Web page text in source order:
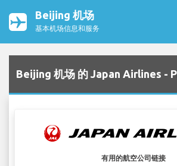
Beijing 机场
基本机场信息和服务
Beijing 机场 的 Japan Airlines -
有用的航空公司链接